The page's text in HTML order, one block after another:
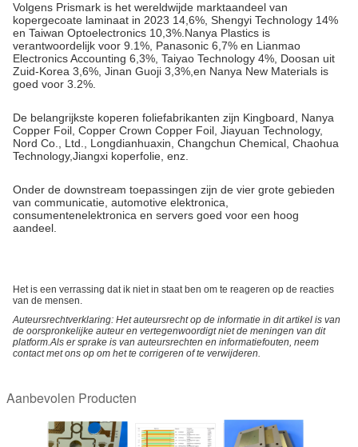
Volgens Prismark is het wereldwijde marktaandeel van
kopergecoate laminaat in 2023 14,6%, Shengyi Technology 14%
en Taiwan Optoelectronics 10,3%.Nanya Plastics is
verantwoordelijk voor 9.1%, Panasonic 6,7% en Lianmao
Electronics Accounting 6,3%, Taiyao Technology 4%, Doosan uit
Zuid-Korea 3,6%, Jinan Guoji 3,3%,en Nanya New Materials is
goed voor 3.2%.
De belangrijkste koperen foliefabrikanten zijn Kingboard, Nanya
Copper Foil, Copper Crown Copper Foil, Jiayuan Technology,
Nord Co., Ltd., Longdianhuaxin, Changchun Chemical, Chaohua
Technology,Jiangxi koperfolie, enz.
Onder de downstream toepassingen zijn de vier grote gebieden
van communicatie, automotive elektronica,
consumentenelektronica en servers goed voor een hoog
aandeel.
Het is een verrassing dat ik niet in staat ben om te reageren op de reacties
van de mensen.
Auteursrechtverklaring: Het auteursrecht op de informatie in dit artikel is van
de oorspronkelijke auteur en vertegenwoordigt niet de meningen van dit
platform.Als er sprake is van auteursrechten en informatiefouten, neem
contact met ons op om het te corrigeren of te verwijderen.
Aanbevolen Producten